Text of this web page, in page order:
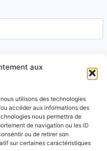
aux
utilisons des technologies
accéder aux informations des
nous permettra de
de navigation ou les ID
ou de retirer son
sur certaines caractéristiques
les indésirables.